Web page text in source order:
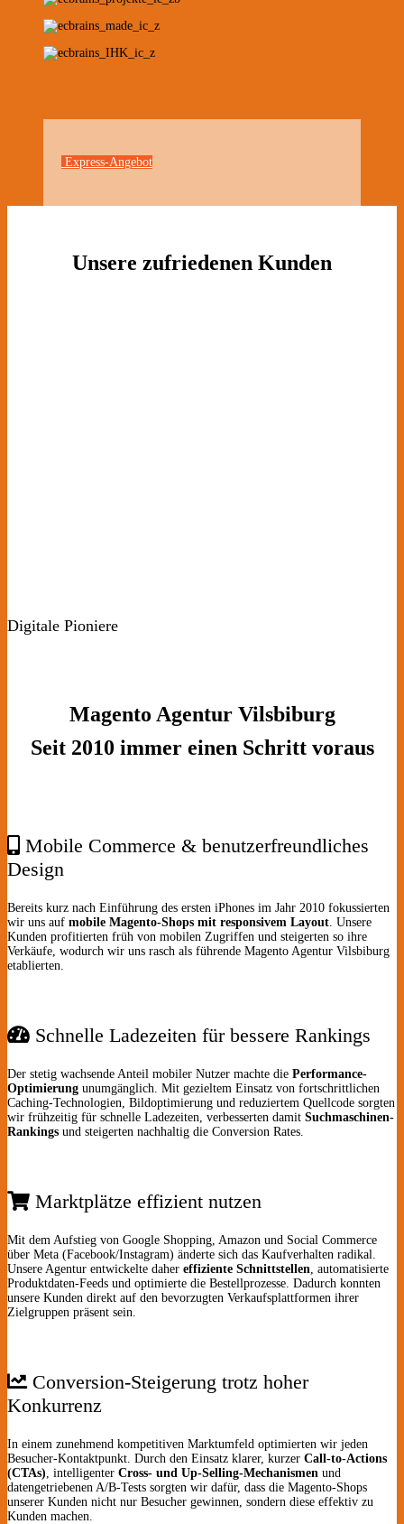
Express-Angebot
Unsere zufriedenen Kunden
Digitale Pioniere
Magento Agentur Vilsbiburg
Seit 2010 immer einen Schritt voraus
Mobile Commerce & benutzerfreundliches
Design
Bereits kurz nach Einführung des ersten iPhones im Jahr 2010 fokussierten
wir uns auf mobile Magento-Shops mit responsivem Layout . Unsere
Kunden profitierten früh von mobilen Zugriffen und steigerten so ihre
Verkäufe, wodurch wir uns rasch als führende Magento Agentur Vilsbiburg
etablierten.
Schnelle Ladezeiten für bessere Rankings
Der stetig wachsende Anteil mobiler Nutzer machte die Performance-
Optimierung unumgänglich. Mit gezieltem Einsatz von fortschrittlichen
Caching-Technologien, Bildoptimierung und reduziertem Quellcode sorgten
wir frühzeitig für schnelle Ladezeiten, verbesserten damit Suchmaschinen-
Rankings und steigerten nachhaltig die Conversion Rates.
Marktplätze effizient nutzen
Mit dem Aufstieg von Google Shopping, Amazon und Social Commerce
über Meta (Facebook/Instagram) änderte sich das Kaufverhalten radikal.
Unsere Agentur entwickelte daher effiziente Schnittstellen , automatisierte
Produktdaten-Feeds und optimierte die Bestellprozesse. Dadurch konnten
unsere Kunden direkt auf den bevorzugten Verkaufsplattformen ihrer
Zielgruppen präsent sein.
Conversion-Steigerung trotz hoher
Konkurrenz
In einem zunehmend kompetitiven Marktumfeld optimierten wir jeden
Besucher-Kontaktpunkt. Durch den Einsatz klarer, kurzer Call-to-Actions
(CTAs) , intelligenter Cross- und Up-Selling-Mechanismen und
datengetriebenen A/B-Tests sorgten wir dafür, dass die Magento-Shops
unserer Kunden nicht nur Besucher gewinnen, sondern diese effektiv zu
Kunden machen.